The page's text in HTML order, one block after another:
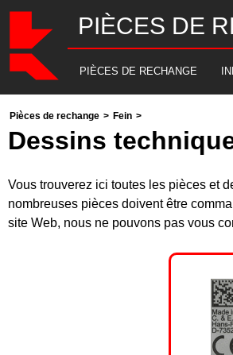
PIÈCES DE
PIÈCES DE RECHANGE
Pièces de rechange > Fein >
Dessins
Vous trouverez ici toutes les pièces et
nombreuses pièces doivent être
site Web, nous ne pouvons pas vous